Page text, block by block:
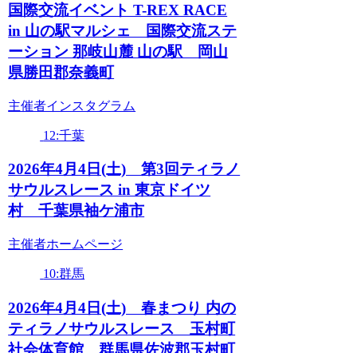
国際交流イベント T-REX RACE
in 山の駅マルシェ 国際交流ステ
ーション 那岐山麓 山の駅 岡山
県勝田郡奈義町
主催者インスタグラム
12:千葉
2026年4月4日(土) 第3回ティラノ
サウルスレース in 東京ドイツ
村 千葉県袖ケ浦市
主催者ホームページ
10:群馬
2026年4月4日(土) 春まつり 内の
ティラノサウルスレース 玉村町
社会体育館 群馬県佐波郡玉村町